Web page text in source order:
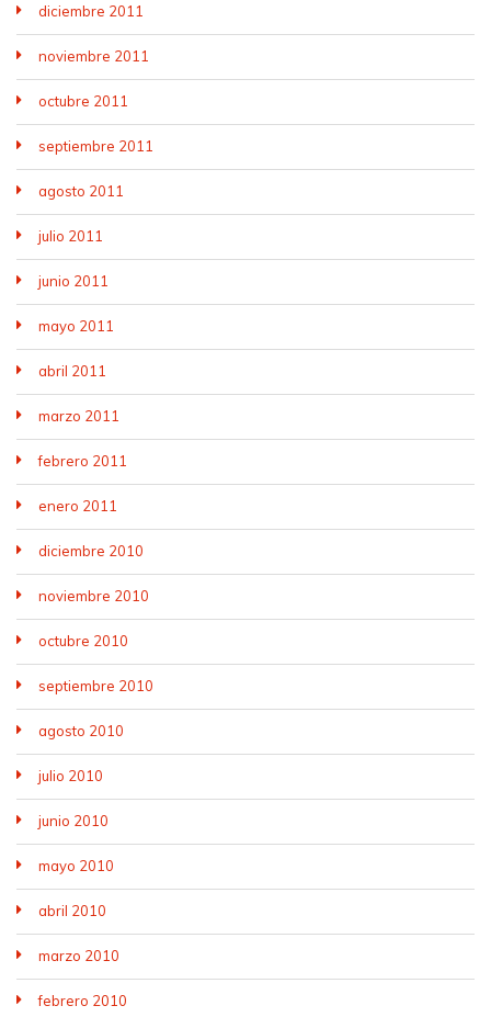
diciembre 2011
noviembre 2011
octubre 2011
septiembre 2011
agosto 2011
julio 2011
junio 2011
mayo 2011
abril 2011
marzo 2011
febrero 2011
enero 2011
diciembre 2010
noviembre 2010
octubre 2010
septiembre 2010
agosto 2010
julio 2010
junio 2010
mayo 2010
abril 2010
marzo 2010
febrero 2010